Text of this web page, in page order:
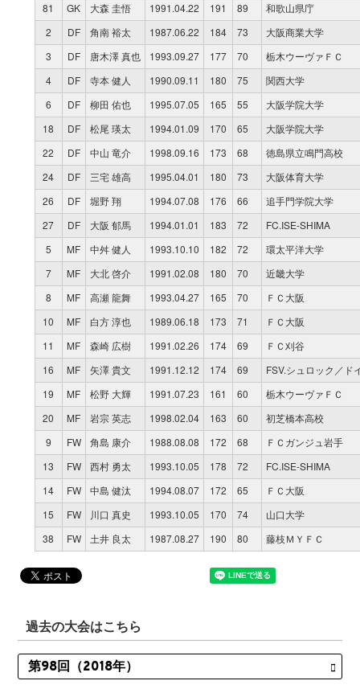
81
GK 大森 圭悟 1991.04.22 191 89
和歌山県庁
2
DF 角南 裕太 1987.06.22 184 73
大阪商業大学
3
DF 唐木澤 真也 1993.09.27 177 70
栃木ウーヴァＦＣ
4
DF 寺本 健人 1990.09.11 180 75
関西大学
6
DF 柳田 佑也 1995.07.05 165 55
大阪学院大学
18
DF 松尾 瑛太 1994.01.09 170 65
大阪学院大学
22
DF 中山 竜介 1998.09.16 173 68
徳島県立鳴門高校
24
DF 三宅 雄高 1995.04.01 180 73
大阪体育大学
26
DF 堀野 翔 1994.07.08 176 66
追手門学院大学
27
DF 大阪 郁馬 1994.01.01 183 72
FC.ISE-SHIMA
5
MF 中舛 健人 1993.10.10 182 72
環太平洋大学
7
MF 大北 啓介 1991.02.08 180 70
近畿大学
8
MF 高瀬 龍舞 1993.04.27 165 70
ＦＣ大阪
10
MF 白方 淳也 1989.06.18 173 71
ＦＣ大阪
11
MF 森崎 広樹 1991.02.26 174 69
ＦＣ刈谷
16
MF 矢澤 貴文 1991.12.12 174 69
FSV.シュロック／ド
19
MF 松野 大輝 1991.07.23 161 60
栃木ウーヴァＦＣ
20
MF 岩宗 英志 1998.02.04 163 60
初芝橋本高校
9
FW 角島 康介 1988.08.08 172 68
ＦＣガンジュ岩手
13
FW 西村 勇太 1993.10.05 178 72
FC.ISE-SHIMA
14
FW 中島 健汰 1994.08.07 172 65
ＦＣ大阪
15
FW 川口 真史 1993.10.05 170 74
山口大学
38
FW 土井 良太 1987.08.27 190 80 藤枝ＭＹＦＣ
過去の大会はこちら